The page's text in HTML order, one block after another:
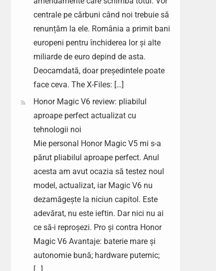
centrale pe cărbuni când noi trebuie să
renunțăm la ele. România a primit bani
europeni pentru închiderea lor și alte
miliarde de euro depind de asta.
Deocamdată, doar președintele poate
face ceva. The X-Files: […]
Honor Magic V6 review: pliabilul
aproape perfect actualizat cu
tehnologii noi
Mie personal Honor Magic V5 mi s-a
părut pliabilul aproape perfect. Anul
acesta am avut ocazia să testez noul
model, actualizat, iar Magic V6 nu
dezamăgește la niciun capitol. Este
adevărat, nu este ieftin. Dar nici nu ai
ce să-i reproșezi. Pro și contra Honor
Magic V6 Avantaje: baterie mare și
autonomie bună; hardware puternic;